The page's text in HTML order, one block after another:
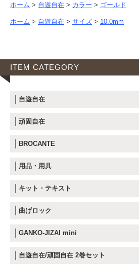
ホーム > 自遊自在 > カラー > ゴールド
ホーム > 自遊自在 > サイズ > 10.0mm
ITEM CATEGORY
自遊自在
頑固自在
BROCANTE
用品・用具
キット・テキスト
曲げロック
GANKO-JIZAI mini
自遊自在/頑固自在 2巻セット